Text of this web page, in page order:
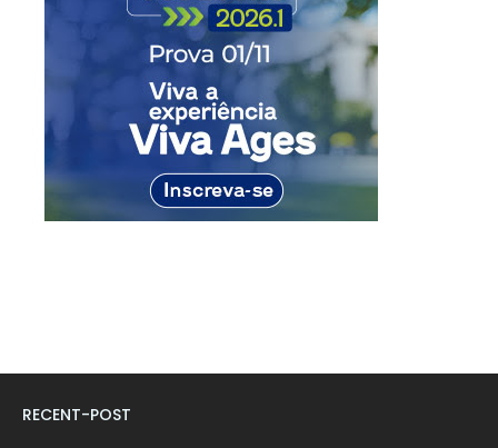
RECENT-POST